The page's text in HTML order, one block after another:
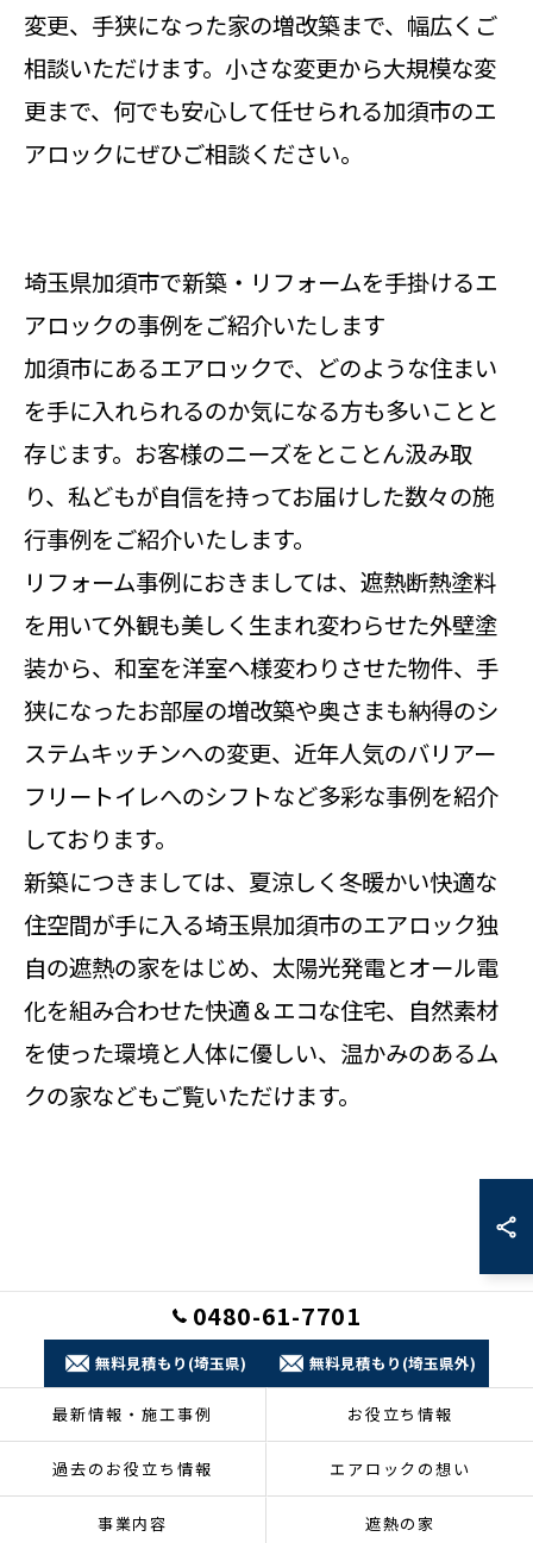
変更、手狭になった家の増改築まで、幅広くご
相談いただけます。小さな変更から大規模な変
更まで、何でも安心して任せられる加須市のエ
アロックにぜひご相談ください。
埼玉県加須市で新築・リフォームを手掛けるエ
アロックの事例をご紹介いたします
加須市にあるエアロックで、どのような住まい
を手に入れられるのか気になる方も多いことと
存じます。お客様のニーズをとことん汲み取
り、私どもが自信を持ってお届けした数々の施
行事例をご紹介いたします。
リフォーム事例におきましては、遮熱断熱塗料
を用いて外観も美しく生まれ変わらせた外壁塗
装から、和室を洋室へ様変わりさせた物件、手
狭になったお部屋の増改築や奥さまも納得のシ
ステムキッチンへの変更、近年人気のバリアー
フリートイレへのシフトなど多彩な事例を紹介
しております。
新築につきましては、夏涼しく冬暖かい快適な
住空間が手に入る埼玉県加須市のエアロック独
自の遮熱の家をはじめ、太陽光発電とオール電
化を組み合わせた快適＆エコな住宅、自然素材
を使った環境と人体に優しい、温かみのあるム
クの家などもご覧いただけます。
0480-61-7701
無料見積もり(埼玉県) 無料見積もり(埼玉県外)
最新情報・施工事例 お役立ち情報
過去のお役立ち情報 エアロックの想い
事業内容 遮熱の家